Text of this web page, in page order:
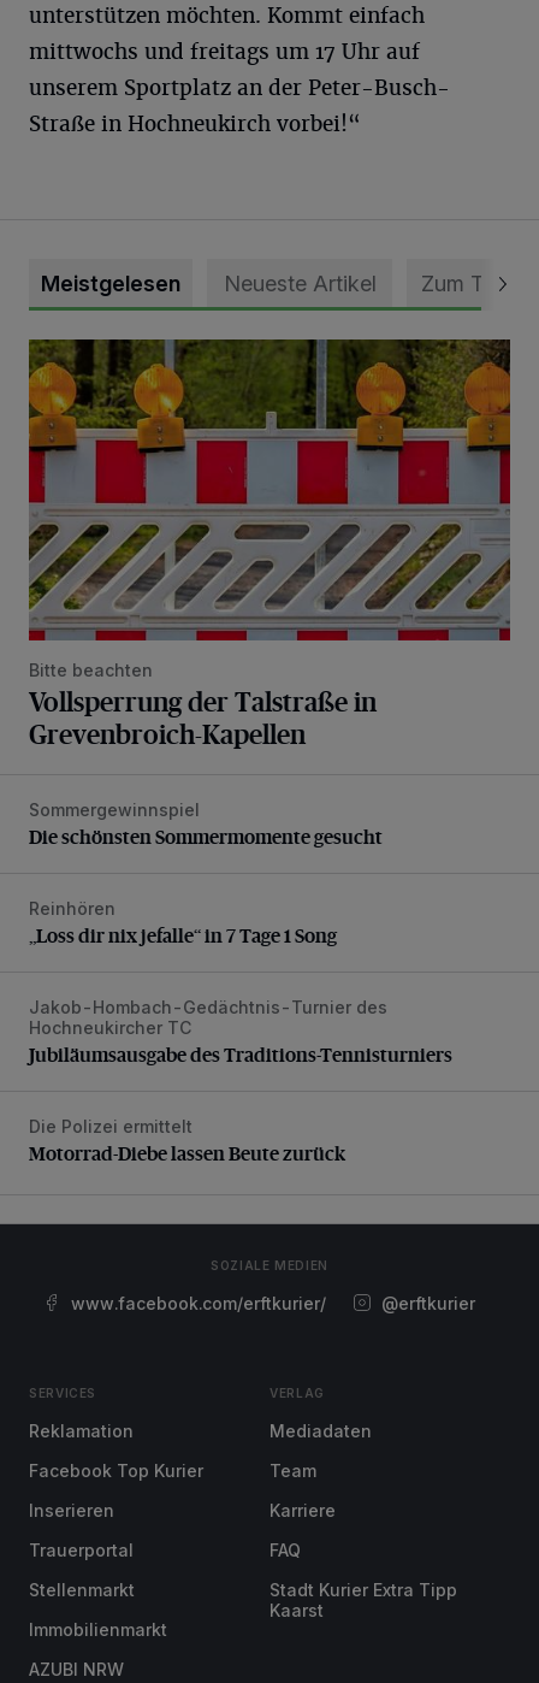
unterstützen möchten. Kommt einfach
mittwochs und freitags um 17 Uhr auf
unserem Sportplatz an der Peter-Busch-
Straße in Hochneukirch vorbei!“
Meistgelesen Neueste Artikel Zum Thema
Vollsperrung der Talstraße in Grevenbroich-Kapellen
Bitte beachten
Vollsperrung der Talstraße in
Grevenbroich-Kapellen
Die schönsten Sommermomente gesucht
Sommergewinnspiel
Die schönsten Sommermomente gesucht
„Loss dir nix jefalle“ in 7 Tage 1 Song
Reinhören
„Loss dir nix jefalle“ in 7 Tage 1 Song
Jubiläumsausgabe des Traditions-Tennisturniers
Jakob-Hombach-Gedächtnis-Turnier des
Hochneukircher TC
Jubiläumsausgabe des Traditions-Tennisturniers
Motorrad-Diebe lassen Beute zurück
Die Polizei ermittelt
Motorrad-Diebe lassen Beute zurück
SOZIALE MEDIEN
www.facebook.com/erftkurier/ @erftkurier
SERVICES
Reklamation
Facebook Top Kurier
Inserieren
Trauerportal
Stellenmarkt
Immobilienmarkt
AZUBI NRW
VERLAG
Mediadaten
Team
Karriere
FAQ
Stadt Kurier Extra Tipp
Kaarst